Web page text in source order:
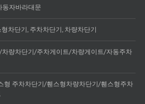
동자바라대문
차단기, 주차차단기, 차량차단기
량차단기/주차게이트/차량게이트/자동주차
형 주차차단기/휀스형차량차단기/휀스형주차